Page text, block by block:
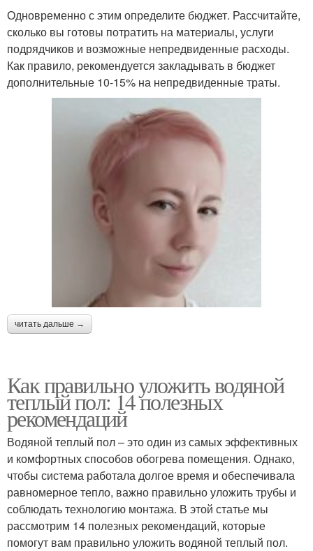
Одновременно с этим определите бюджет. Рассчитайте,
сколько вы готовы потратить на материалы, услуги
подрядчиков и возможные непредвиденные расходы.
Как правило, рекомендуется закладывать в бюджет
дополнительные 10-15% на непредвиденные траты.
читать дальше →
Как правильно уложить водяной
теплый пол: 14 полезных
рекомендаций
Водяной теплый пол – это один из самых эффективных
и комфортных способов обогрева помещения. Однако,
чтобы система работала долгое время и обеспечивала
равномерное тепло, важно правильно уложить трубы и
соблюдать технологию монтажа. В этой статье мы
рассмотрим 14 полезных рекомендаций, которые
помогут вам правильно уложить водяной теплый пол.